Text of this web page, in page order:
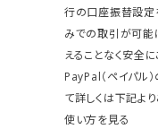
行の口座振替設定
みでの取引が可能
えることなく安全
PayPal（ペイパル
て詳しくは下記よ
使い方を見る